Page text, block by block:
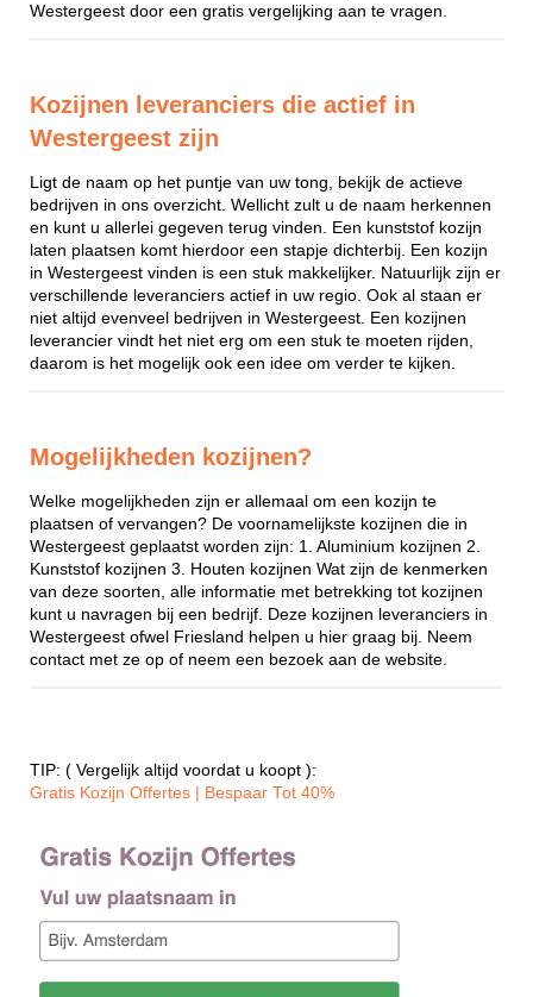
Westergeest door een gratis vergelijking aan te vragen.
Kozijnen leveranciers die actief in
Westergeest zijn
Ligt de naam op het puntje van uw tong, bekijk de actieve
bedrijven in ons overzicht. Wellicht zult u de naam herkennen
en kunt u allerlei gegeven terug vinden. Een kunststof kozijn
laten plaatsen komt hierdoor een stapje dichterbij. Een kozijn
in Westergeest vinden is een stuk makkelijker. Natuurlijk zijn er
verschillende leveranciers actief in uw regio. Ook al staan er
niet altijd evenveel bedrijven in Westergeest. Een kozijnen
leverancier vindt het niet erg om een stuk te moeten rijden,
daarom is het mogelijk ook een idee om verder te kijken.
Mogelijkheden kozijnen?
Welke mogelijkheden zijn er allemaal om een kozijn te
plaatsen of vervangen? De voornamelijkste kozijnen die in
Westergeest geplaatst worden zijn: 1. Aluminium kozijnen 2.
Kunststof kozijnen 3. Houten kozijnen Wat zijn de kenmerken
van deze soorten, alle informatie met betrekking tot kozijnen
kunt u navragen bij een bedrijf. Deze kozijnen leveranciers in
Westergeest ofwel Friesland helpen u hier graag bij. Neem
contact met ze op of neem een bezoek aan de website.
TIP: ( Vergelijk altijd voordat u koopt ):
Gratis Kozijn Offertes | Bespaar Tot 40%‎